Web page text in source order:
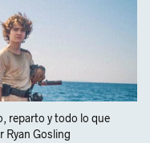
reparto y todo lo que
Ryan Gosling